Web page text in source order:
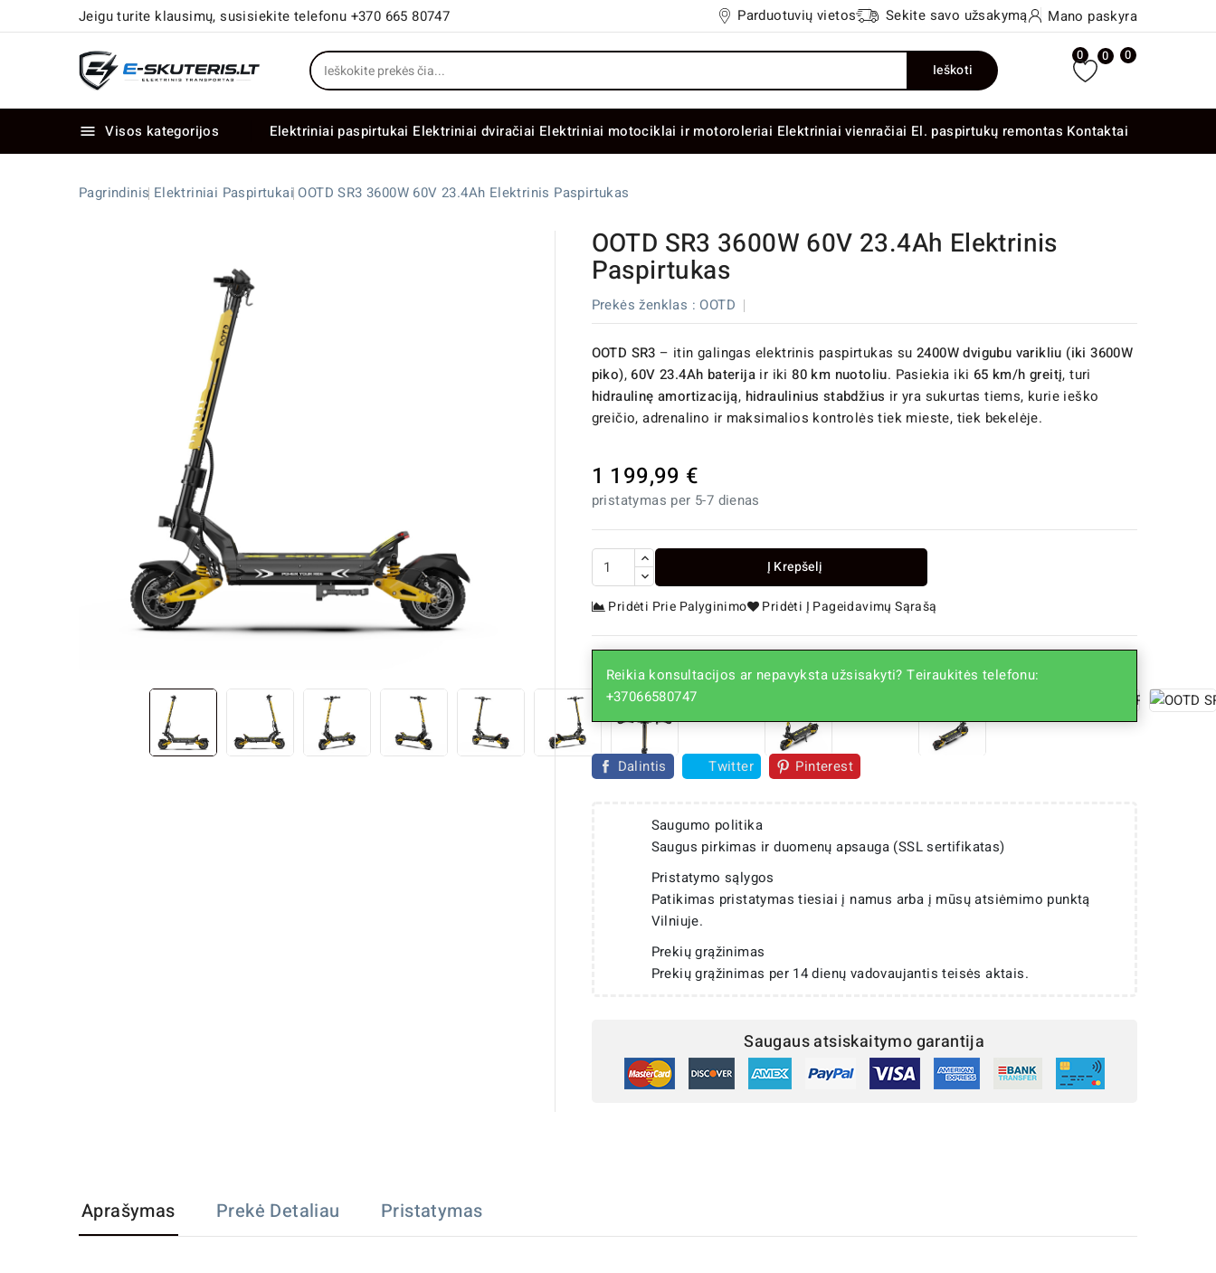
Jeigu turite klausimų, susisiekite telefonu +370 665 80747 Parduotuvių vietos Sekite savo užsakymą Mano paskyra
Ieškoti
0 0 0
 Visos kategorijos Elektriniai paspirtukai Elektriniai dviračiai Elektriniai motociklai ir motoroleriai Elektriniai vienračiai El. paspirtukų remontas Kontaktai
Pagrindinis Elektriniai Paspirtukai OOTD SR3 3600W 60V 23.4Ah Elektrinis Paspirtukas
OOTD SR3 3600W 60V 23.4Ah Elektrinis
Paspirtukas
Prekės ženklas : OOTD
OOTD SR3 – itin galingas elektrinis paspirtukas su 2400W dvigubu varikliu (iki 3600W
piko), 60V 23.4Ah baterijair iki80 km nuotoliu. Pasiekia iki 65 km/h greitį, turi
hidraulinę amortizaciją, hidraulinius stabdžius ir yra sukurtas tiems, kurie ieško
greičio, adrenalino ir maksimalios kontrolės tiek mieste, tiek bekelėje.
1 199,99 €
pristatymas per 5-7 dienas
Į Krepšelį
Pridėti Prie Palyginimo Pridėti Į Pageidavimų Sąrašą
Reikia konsultacijos ar nepavyksta užsisakyti? Teiraukitės telefonu:
+37066580747
Dalintis Twitter Pinterest
Saugumo politika
Saugus pirkimas ir duomenų apsauga (SSL sertifikatas)
Pristatymo sąlygos
Patikimas pristatymas tiesiai į namus arba į mūsų atsiėmimo punktą
Vilniuje.
Prekių grąžinimas
Prekių grąžinimas per 14 dienų vadovaujantis teisės aktais.
Saugaus atsiskaitymo garantija
Aprašymas Prekė Detaliau Pristatymas